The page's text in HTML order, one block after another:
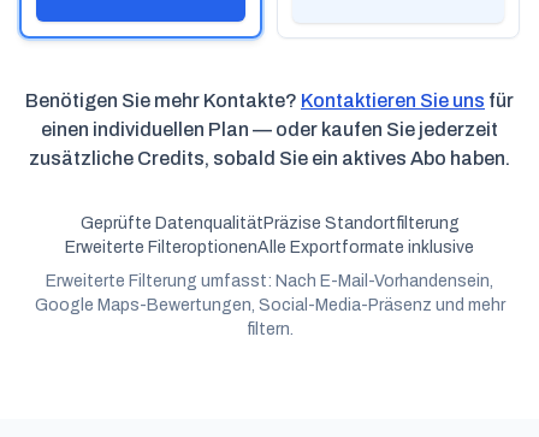
Benötigen Sie mehr Kontakte? Kontaktieren Sie uns für
einen individuellen Plan — oder kaufen Sie jederzeit
zusätzliche Credits, sobald Sie ein aktives Abo haben.
Geprüfte Datenqualität Präzise Standortfilterung
Erweiterte FilteroptionenAlle Exportformate inklusive
Erweiterte Filterung umfasst: Nach E-Mail-Vorhandensein,
Google Maps-Bewertungen, Social-Media-Präsenz und mehr
filtern.